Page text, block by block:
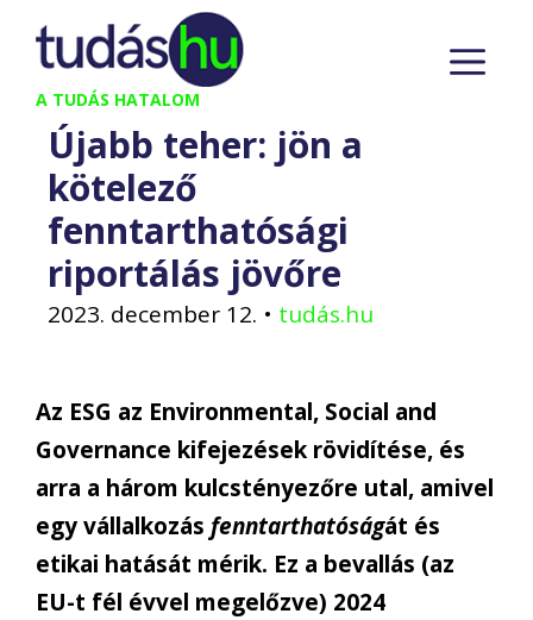
Kilépés
tartalomba
A TUDÁS HATALOM
Újabb teher: jön a
kötelező
fenntarthatósági
riportálás jövőre
2023. december 12. • tudás.hu
Az ESG az Environmental, Social and
Governance kifejezések rövidítése, és
arra a három kulcstényezőre utal, amivel
egy vállalkozás fenntarthatóságát és
etikai hatását mérik. Ez a bevallás (az
EU-t fél évvel megelőzve) 2024